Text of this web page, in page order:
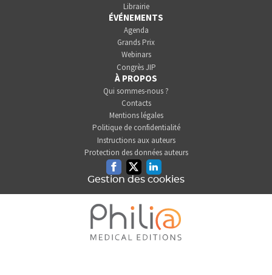
Librairie
ÉVÉNEMENTS
Agenda
Grands Prix
Webinars
Congrès JIP
À PROPOS
Qui sommes-nous ?
Contacts
Mentions légales
Politique de confidentialité
Instructions aux auteurs
Protection des données auteurs
FacebookTwitterLinkedin
Gestion des cookies